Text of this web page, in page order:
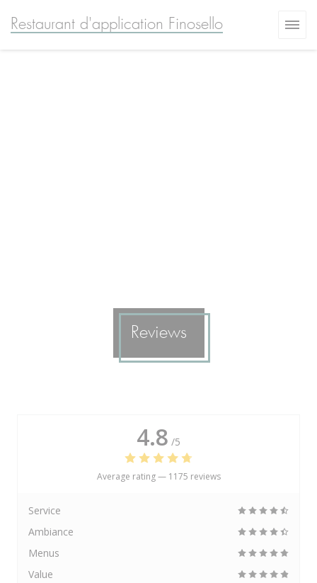
Restaurant d'application Finosello
Reviews
4.8 /5
Average rating — 1175 reviews
Service
Ambiance
Menus
Value